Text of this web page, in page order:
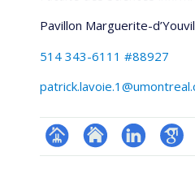
Pavillon Marguerite-
514 343-6111 #88927
Page Site
LinkedIn